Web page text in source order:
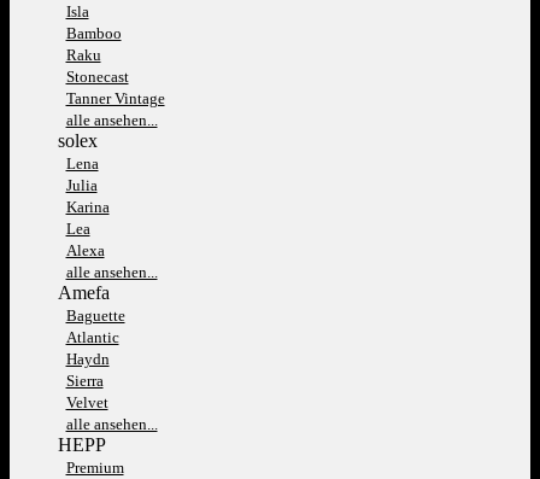
Isla
Bamboo
Raku
Stonecast
Tanner Vintage
alle ansehen...
solex
Lena
Julia
Karina
Lea
Alexa
alle ansehen...
Amefa
Baguette
Atlantic
Haydn
Sierra
Velvet
alle ansehen...
HEPP
Premium